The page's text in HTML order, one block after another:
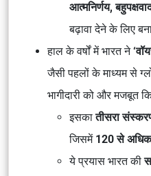
आत्मनिर्णय,
बढ़ावा देने के लिए
हाल के वर्षों में भारत ने
जैसी पहलों के माध्यम से
भागीदारी को और मजबूत
इसकातीसरा
जिसमें 120 से
ये प्रयास भारत की